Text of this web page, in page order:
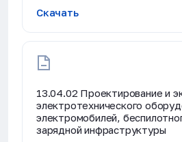
Скачать
13.04.02 Проектирование и
электротехнического
электромобилей,
зарядной инфраструктуры